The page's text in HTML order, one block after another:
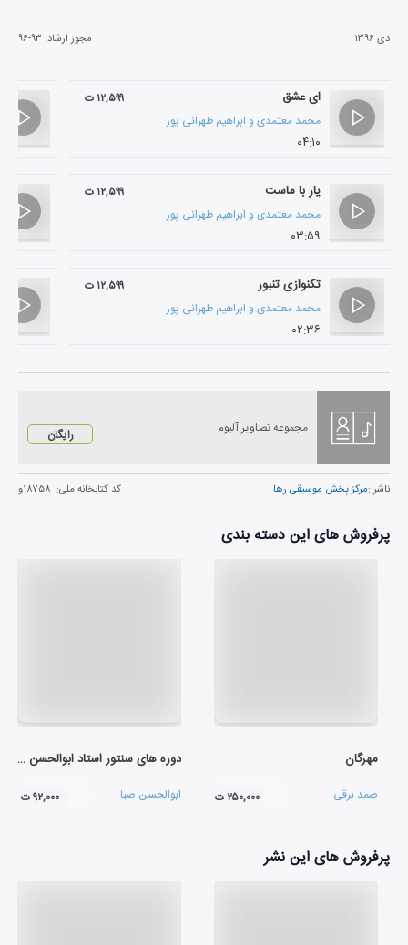
دی ۱۳۹۶ مجوز ارشاد: ۹۶-۹۳
ای عشق
محمد معتمدی و ابراهیم طهرانی پور
۰۴:۱۰
۱۲,۵۹۹ ت
یار با ماست
محمد معتمدی و ابراهیم طهرانی پور
۰۳:۵۹
۱۲,۵۹۹ ت
تکنوازی تنبور
محمد معتمدی و ابراهیم طهرانی پور
۰۲:۳۶
۱۲,۵۹۹ ت
مجموعه تصاویر آلبوم رایگان
ناشر :مرکز پخش موسیقی رها کد کتابخانه ملی: ۱۸۷۵۸و
پرفروش های این دسته بندی
مهرگان
صمد برقی ۲۵۰,۰۰۰ ت
دوره های سنتور استاد ابوالحسن صبا (لوح اول)
ابوالحسن صبا ۹۲,۰۰۰ ت
پرفروش های این نشر